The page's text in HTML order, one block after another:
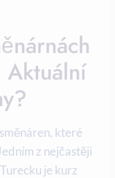
Aktuální
které
z nejčastěji
je kurz